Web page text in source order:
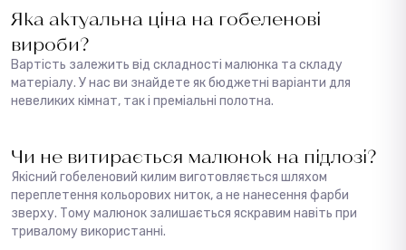
Яка актуальна ціна на гобеленові
вироби?
Вартість залежить від складності малюнка та складу
матеріалу. У нас ви знайдете як бюджетні варіанти для
невеликих кімнат, так і преміальні полотна.
Чи не витирається малюнок на підлозі?
Якісний гобеленовий килим виготовляється шляхом
переплетення кольорових ниток, а не нанесення фарби
зверху. Тому малюнок залишається яскравим навіть при
тривалому використанні.